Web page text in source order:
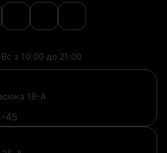
з 10:00 до 21:00
18-А
45